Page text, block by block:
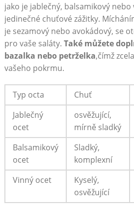
jako je jablečný, balsamikový
jedinečné chuťové⁤ zážitky.
je sezamový nebo avokádový, se
pro vaše saláty.​ Také můžete
bazalka nebo petrželka,čímž
vašeho pokrmu.⁤
Typ octa Chuť
Jablečný
ocet
osvěžující,
mírně sladký
Balsamikový
ocet
Sladký,
komplexní
Vinný ocet
Kyselý,
osvěžující